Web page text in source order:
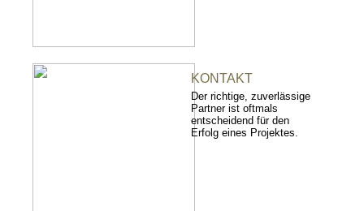
KONTAKT
Der richtige, zuverlässige
Partner ist oftmals
entscheidend für den
Erfolg eines Projektes.